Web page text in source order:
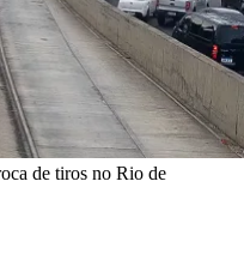
de tiros no Rio de